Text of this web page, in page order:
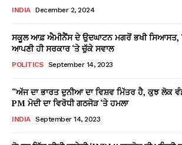
INDIA December 2, 2024
ਸਕੂਲ ਆਫ਼ ਐਮੀਨੈਂਸ ਦੇ ਉਦਘਾਟਨ ਮਗਰੋਂ ਭਖੀ ਸਿਆਸਤ,
ਆਪਣੀ ਹੀ ਸਰਕਾਰ ‘ਤੇ ਚੁੱਕੇ ਸਵਾਲ
POLITICS September 14, 2023
“ਅੱਜ ਦਾ ਭਾਰਤ ਦੁਨੀਆ ਦਾ ਵਿਸ਼ਵ ਮਿੱਤਰ ਹੈ, ਕੁਝ ਲੋਕ
PM ਮੋਦੀ ਦਾ ਵਿਰੋਧੀ ਗਠਜੋੜ ‘ਤੇ ਹਮਲਾ
INDIA September 14, 2023